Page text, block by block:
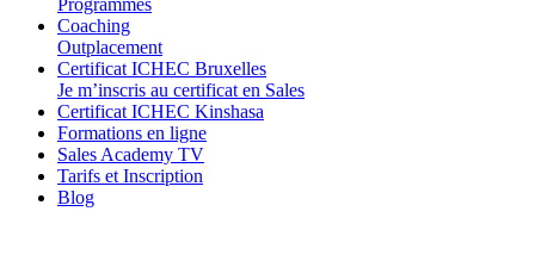
Programmes
Coaching
Outplacement
Certificat ICHEC Bruxelles
Je m’inscris au certificat en Sales
Certificat ICHEC Kinshasa
Formations en ligne
Sales Academy TV
Tarifs et Inscription
Blog